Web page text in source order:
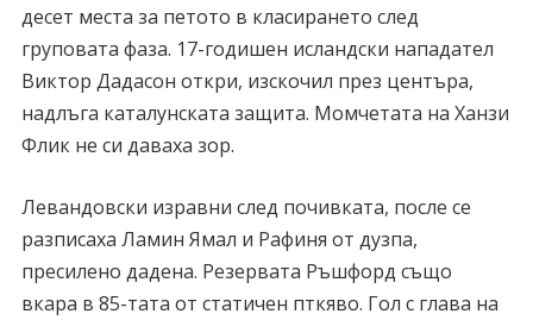
десет места за петото в класирането след
груповата фаза. 17-годишен исландски нападател
Виктор Дадасон откри, изскочил през центъра,
надлъга каталунската защита. Момчетата на Ханзи
Флик не си даваха зор.
Левандовски изравни след почивката, после се
разписаха Ламин Ямал и Рафиня от дузпа,
пресилено дадена. Резервата Ръшфорд също
вкара в 85-тата от статичен пткяво. Гол с глава на